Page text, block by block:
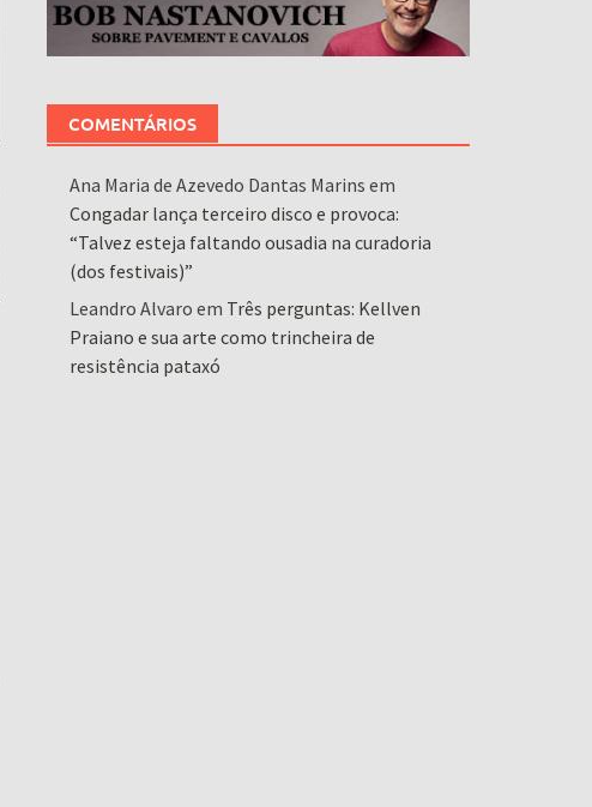
COMENTÁRIOS
Ana Maria de Azevedo Dantas Marins em
Congadar lança terceiro disco e provoca:
“Talvez esteja faltando ousadia na curadoria
(dos festivais)”
Leandro Alvaro em Três perguntas: Kellven
Praiano e sua arte como trincheira de
resistência pataxó